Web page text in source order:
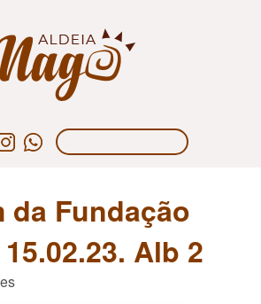
da Fundação
Alb 2